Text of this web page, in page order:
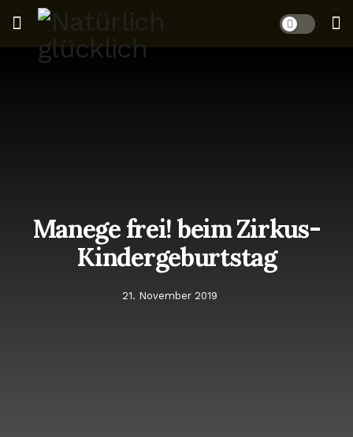
Manege frei! beim Zirkus-
Kindergeburtstag
21. November 2019